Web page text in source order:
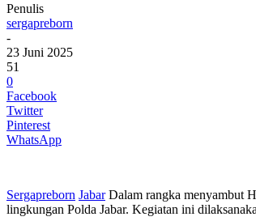
Penulis
sergapreborn
-
23 Juni 2025
51
0
Facebook
Twitter
Pinterest
WhatsApp
Sergapreborn JabarDalam rangka menyambut
lingkungan Polda Jabar. Kegiatan ini